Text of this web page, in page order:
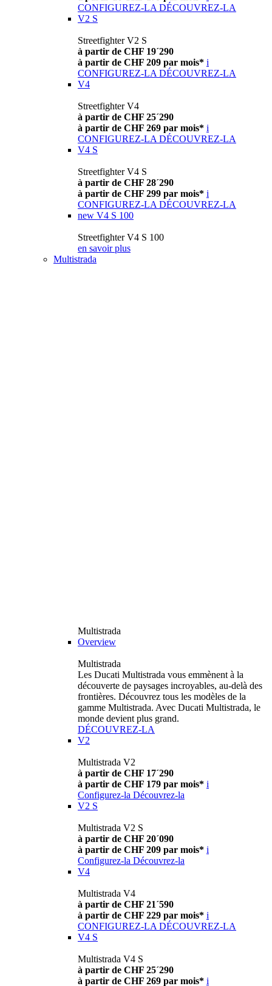
CONFIGUREZ-LA DÉCOUVREZ-LA
V2 S
Streetfighter V2 S
à partir de CHF 19´290
à partir de CHF 209 par mois* i
CONFIGUREZ-LA DÉCOUVREZ-LA
V4
Streetfighter V4
à partir de CHF 25´290
à partir de CHF 269 par mois* i
CONFIGUREZ-LA DÉCOUVREZ-LA
V4 S
Streetfighter V4 S
à partir de CHF 28´290
à partir de CHF 299 par mois* i
CONFIGUREZ-LA DÉCOUVREZ-LA
new V4 S 100
Streetfighter V4 S 100
en savoir plus
Multistrada
Multistrada
Overview
Multistrada
Les Ducati Multistrada vous emmènent à la
découverte de paysages incroyables, au-delà des
frontières. Découvrez tous les modèles de la
gamme Multistrada. Avec Ducati Multistrada, le
monde devient plus grand.
DÉCOUVREZ-LA
V2
Multistrada V2
à partir de CHF 17´290
à partir de CHF 179 par mois* i
Configurez-la Découvrez-la
V2 S
Multistrada V2 S
à partir de CHF 20´090
à partir de CHF 209 par mois* i
Configurez-la Découvrez-la
V4
Multistrada V4
à partir de CHF 21´590
à partir de CHF 229 par mois* i
CONFIGUREZ-LA DÉCOUVREZ-LA
V4 S
Multistrada V4 S
à partir de CHF 25´290
à partir de CHF 269 par mois* i